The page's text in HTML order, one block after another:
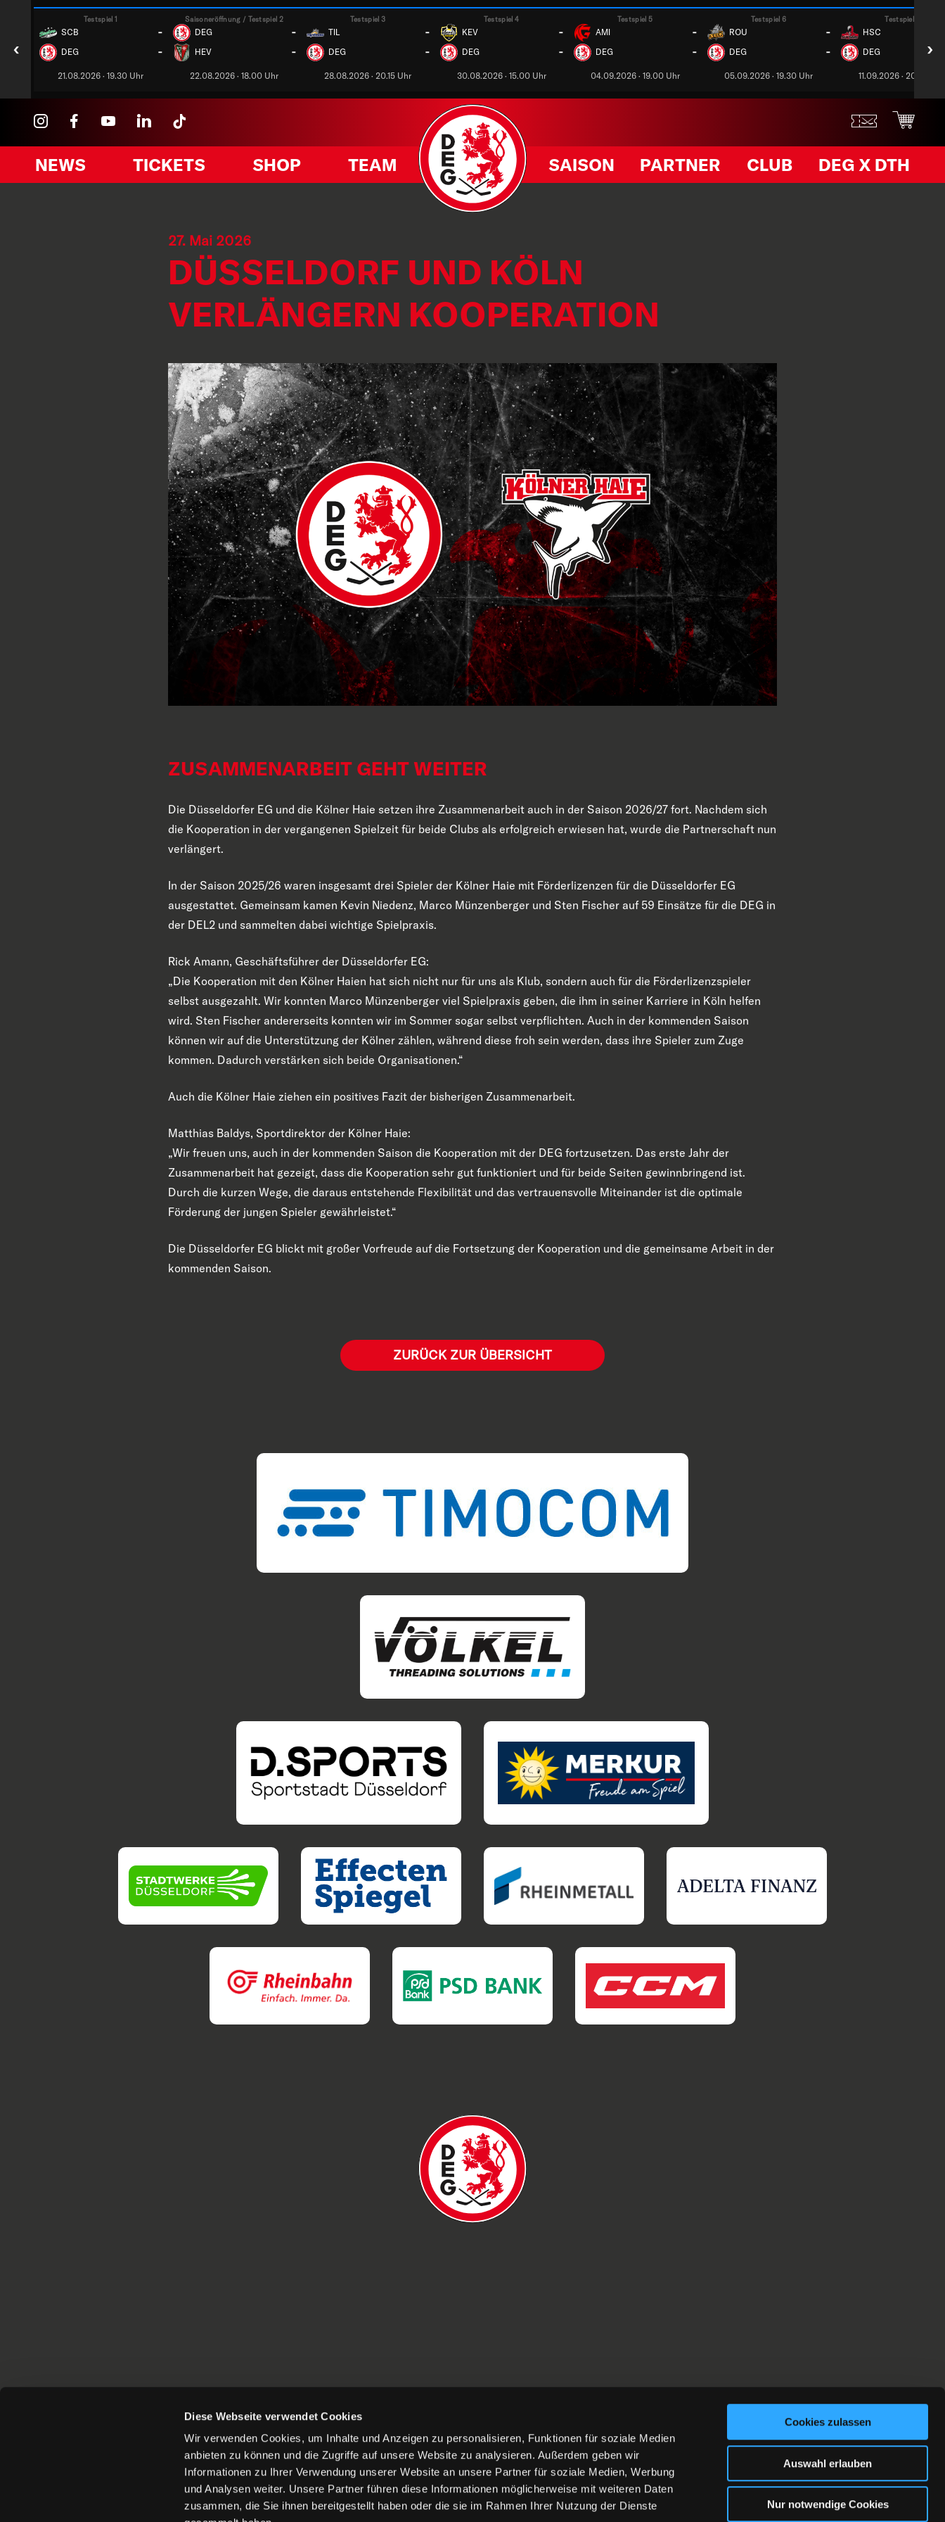
Diese Webseite verwendet Cookies
Wir verwenden Cookies, um Inhalte und Anzeigen zu personalisieren, Funktionen für soziale Medien
anbieten zu können und die Zugriffe auf unsere Website zu analysieren. Außerdem geben wir
Informationen zu Ihrer Verwendung unserer Website an unsere Partner für soziale Medien, Werbung
und Analysen weiter. Unsere Partner führen diese Informationen möglicherweise mit weiteren Daten
zusammen, die Sie ihnen bereitgestellt haben oder die sie im Rahmen Ihrer Nutzung der Dienste
Cookies zulassen
Auswahl erlauben
Nur notwendige Cookies
‹
Testspiel 1
SCB -
DEG -
21.08.2026 · 19.30 Uhr
Saisoneröffnung / Testspiel 2
DEG -
HEV -
22.08.2026 · 18.00 Uhr
Testspiel 3
TIL -
DEG -
28.08.2026 · 20.15 Uhr
Testspiel 4
KEV -
DEG -
30.08.2026 · 15.00 Uhr
Testspiel 5
AMI -
DEG -
04.09.2026 · 19.00 Uhr
Testspiel 6
ROU -
DEG -
05.09.2026 · 19.30 Uhr
Testspiel 7
HSC
DEG
11.09.2026 · 20.00 Uhr
›
NEWS TICKETS SHOP TEAM SAISON PARTNER CLUB DEG X DTH
27. Mai 2026
DÜSSELDORF UND KÖLN
VERLÄNGERN KOOPERATION
ZUSAMMENARBEIT GEHT WEITER
Die Düsseldorfer EG und die Kölner Haie setzen ihre Zusammenarbeit auch in der Saison 2026/27 fort. Nachdem sich
die Kooperation in der vergangenen Spielzeit für beide Clubs als erfolgreich erwiesen hat, wurde die Partnerschaft nun
verlängert.
In der Saison 2025/26 waren insgesamt drei Spieler der Kölner Haie mit Förderlizenzen für die Düsseldorfer EG
ausgestattet. Gemeinsam kamen Kevin Niedenz, Marco Münzenberger und Sten Fischer auf 59 Einsätze für die DEG in
der DEL2 und sammelten dabei wichtige Spielpraxis.
Rick Amann, Geschäftsführer der Düsseldorfer EG:
„Die Kooperation mit den Kölner Haien hat sich nicht nur für uns als Klub, sondern auch für die Förderlizenzspieler
selbst ausgezahlt. Wir konnten Marco Münzenberger viel Spielpraxis geben, die ihm in seiner Karriere in Köln helfen
wird. Sten Fischer andererseits konnten wir im Sommer sogar selbst verpflichten. Auch in der kommenden Saison
können wir auf die Unterstützung der Kölner zählen, während diese froh sein werden, dass ihre Spieler zum Zuge
kommen. Dadurch verstärken sich beide Organisationen.“
Auch die Kölner Haie ziehen ein positives Fazit der bisherigen Zusammenarbeit.
Matthias Baldys, Sportdirektor der Kölner Haie:
„Wir freuen uns, auch in der kommenden Saison die Kooperation mit der DEG fortzusetzen. Das erste Jahr der
Zusammenarbeit hat gezeigt, dass die Kooperation sehr gut funktioniert und für beide Seiten gewinnbringend ist.
Durch die kurzen Wege, die daraus entstehende Flexibilität und das vertrauensvolle Miteinander ist die optimale
Förderung der jungen Spieler gewährleistet.“
Die Düsseldorfer EG blickt mit großer Vorfreude auf die Fortsetzung der Kooperation und die gemeinsame Arbeit in der
kommenden Saison.
ZURÜCK ZUR ÜBERSICHT
PRESSE AKKREDITIERUNGEN COOKIES